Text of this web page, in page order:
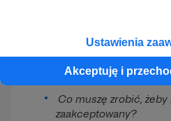
Ustawienia
Akceptuję i
Jak wstawić zdjęcie
profilu/wizytówki?
Co muszę zrobić,
zaakceptowany?